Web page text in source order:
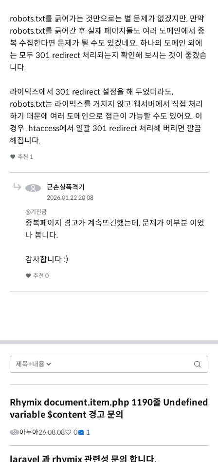
robots.txt를 긁어가는 것만으로는 별 문제가 없겠지만, 만약
robots.txt를 긁어간 후 실제 페이지들도 여러 도메인에서 중
복 수집한다면 문제가 될 수도 있겠네요. 하나의 도메인 외에
는 모두 301 redirect 처리되는지 확인해 보시는 것이 좋겠습
니다.
라이믹스에서 301 redirect 설정을 해 두었더라도,
robots.txt는 라이믹스를 거치지 않고 웹서버에서 직접 처리
하기 때문에 여러 도메인으로 접근이 가능할 수도 있어요. 이
경우 .htaccess에서 일괄 301 redirect 처리해 버리면 깔끔
해집니다.
추천 1
근손실폭격기
2026.01.22 20:08
@기진곰
중복페이지 경고가 계속뜨긴했는데, 문제가 이부분 이었
나 봅니다.
감사합니다 :)
추천 0
Rhymix document.item.php 1190줄 Undefined
variable $content 경고 문의
아누아26.08.08 0 1
laravel 과 rhymix 관련성 문의 합니다.